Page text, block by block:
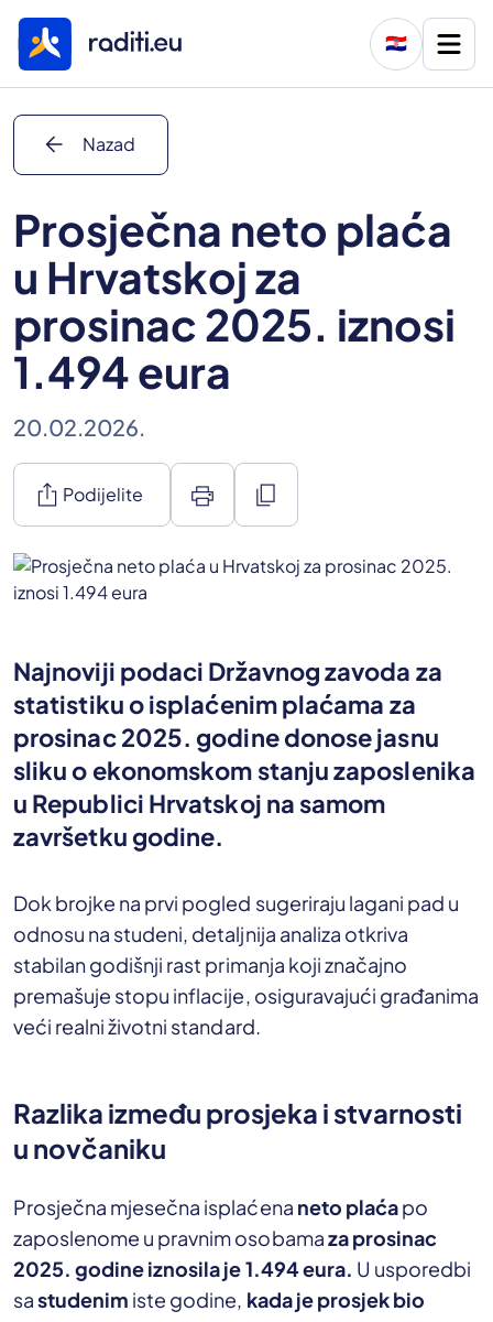
🇭🇷
arrow_back Nazad
Prosječna neto plaća
u Hrvatskoj za
prosinac 2025. iznosi
1.494 eura
20.02.2026.
ios_share Podijelite print content_copy
Najnoviji podaci Državnog zavoda za
statistiku o isplaćenim plaćama za
prosinac 2025. godine donose jasnu
sliku o ekonomskom stanju zaposlenika
u Republici Hrvatskoj na samom
završetku godine.
Dok brojke na prvi pogled sugeriraju lagani pad u
odnosu na studeni, detaljnija analiza otkriva
stabilan godišnji rast primanja koji značajno
premašuje stopu inflacije, osiguravajući građanima
veći realni životni standard.
Razlika između prosjeka i stvarnosti
u novčaniku
Prosječna mjesečna isplaćena neto plaćapo
zaposlenome u pravnim osobamaza prosinac
2025. godine iznosila je 1.494 eura. U usporedbi
sastudenim iste godine, kada je prosjek bio